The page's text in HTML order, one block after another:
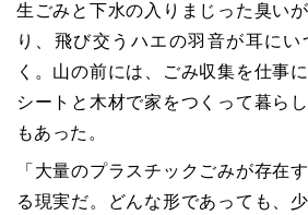
生ごみと下水の入りまじった臭い
り、飛び交うハエの羽音が耳に
く。山の前には、ごみ収集を仕事
シートと木材で家をつくって暮ら
もあった。
「大量のプラスチックごみが存在
る現実だ。どんな形であっても、